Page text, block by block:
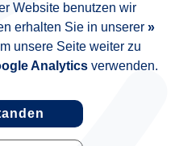
Website benutzen wir
erhalten Sie in unserer
unsere Seite weiter zu
Analyticsverwenden.